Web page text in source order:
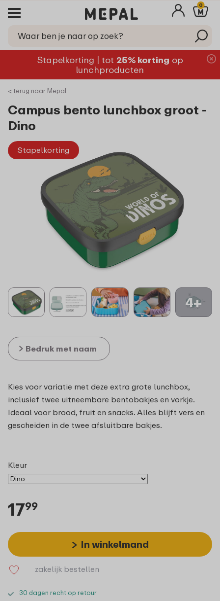
0
Stapelkorting | tot 25% korting op
lunchproducten
< terug naar Mepal
Campus bento lunchbox groot -
Dino
Stapelkorting
4+
Kies voor variatie met deze extra grote lunchbox,
inclusief twee uitneembare bentobakjes en vorkje.
Ideaal voor brood, fruit en snacks. Alles blijft vers en
gescheiden in de twee afsluitbare bakjes.
Bedruk met naam
Kleur
1799
In winkelmand
zakelijk bestellen
30 dagen recht op retour